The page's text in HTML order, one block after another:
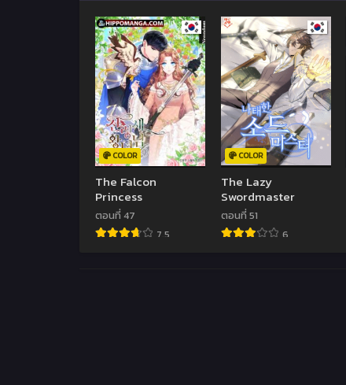
COLOR
The Falcon
Princess
ตอนที่ 47
7.5
COLOR
The Lazy
Swordmaster
ตอนที่ 51
6